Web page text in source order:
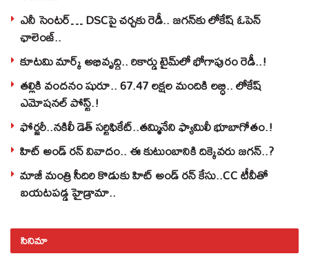
ఎనీ సెంటర్‌… DSCపై చర్చకు రెడీ.. జగన్‌కు లోకేష్‌ ఓపెన్
ఛాలెంజ్..
కూటమి మార్క్ అభివృద్ధి.. రికార్డు టైమ్‌లో భోగాపురం రెడీ..!
తల్లికి వందనం షురూ.. 67.47 లక్షల మందికి లబ్ధి.. లోకేష్‌
ఎమోషనల్ పోస్ట్‌.!
ఫోర్జరీ..నకిలీ డెత్ సర్టిఫికేట్..తమ్మినేని ఫ్యామిలీ భూబాగోతం.!
హిట్ అండ్ రన్ వివాదం.. ఈ కుటుంబానికి దిక్కెవరు జగన్..?
మాజీ మంత్రి సీదిరి కొడుకు హిట్ అండ్ రన్ కేసు..CC టీవీతో
బయటపడ్డ హైడ్రామా..
సినిమా